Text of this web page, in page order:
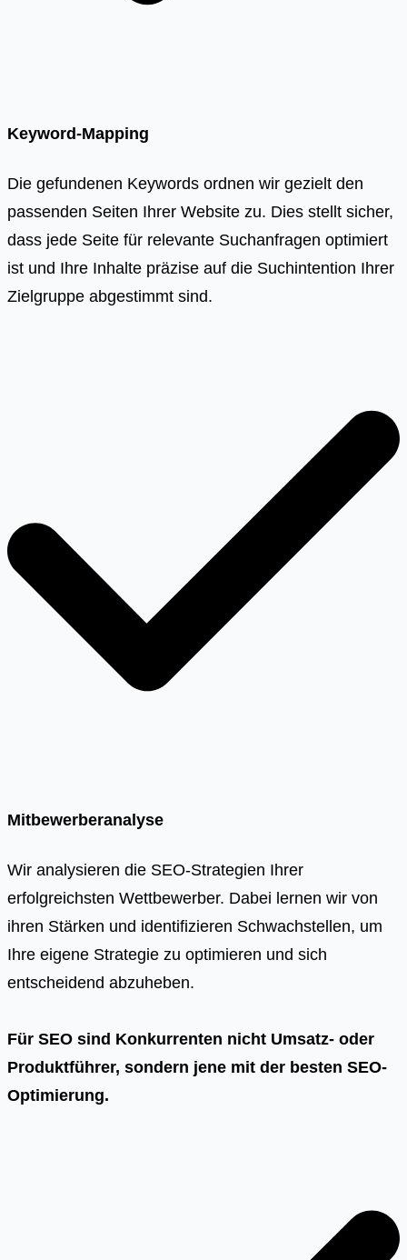
Keyword-Mapping
Die gefundenen Keywords ordnen wir gezielt den
passenden Seiten Ihrer Website zu. Dies stellt sicher,
dass jede Seite für relevante Suchanfragen optimiert
ist und Ihre Inhalte präzise auf die Suchintention Ihrer
Zielgruppe abgestimmt sind.
Mitbewerberanalyse
Wir analysieren die SEO-Strategien Ihrer
erfolgreichsten Wettbewerber. Dabei lernen wir von
ihren Stärken und identifizieren Schwachstellen, um
Ihre eigene Strategie zu optimieren und sich
entscheidend abzuheben.
Für SEO sind Konkurrenten nicht Umsatz- oder
Produktführer, sondern jene mit der besten SEO-
Optimierung.